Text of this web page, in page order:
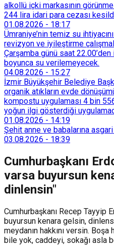
alkollü içki markasının
244 lira idari para cezası
taşımadığını savunan Dören,
başvurdu.
01.08.2026 - 18:17
Ümraniye’nin temiz su
revizyon ve iyileştirme
Çarşamba günü saat
boyunca su verilemeyecek.
04.08.2026 - 15:27
İzmir Büyükşehir Belediye
organik atıkların evde
kompostu uygulaması 4 bin
yoğun ilgi gösterdiği
Tarımsal Hizmetler Dairesi
128 bokaşi kompost eğitimi
sürdürülebilir atık yönetimi
01.08.2026 - 14:19
Şehit anne ve babalarına
03.08.2026 - 18:39
Cumhurbaşkanı
varsa buyursun
dinlensin"
Cumhurbaşkanı Recep Tayyip
buyursun kenara gelsin,
meydanın hakkını versin.
bile yok, caddeyi, sokağı asla